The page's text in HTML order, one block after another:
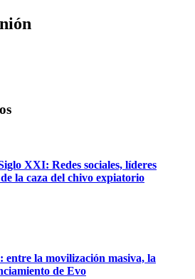
XXI: Redes sociales, líderes
la caza del chivo expiatorio
entre la movilización masiva, la
de Evo